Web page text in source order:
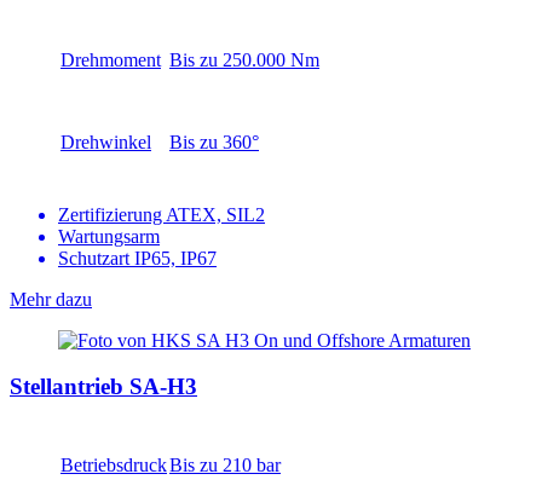
Drehmoment Bis zu 250.000 Nm
Drehwinkel Bis zu 360°
Zertifizierung ATEX, SIL2
Wartungsarm
Schutzart IP65, IP67
Mehr dazu
Stellantrieb SA-H3
BetriebsdruckBis zu 210 bar